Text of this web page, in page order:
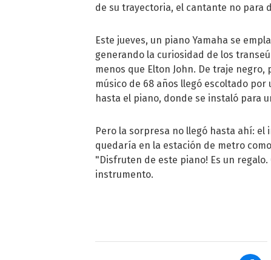
de su trayectoria, el cantante no para
Este jueves, un piano Yamaha se
generando la curiosidad de los
menos que Elton John. De traje
músico de 68 años llegó escoltado
hasta el piano, donde se instaló para
Pero la sorpresa no llegó hasta ahí:
quedaría en la estación de metro
"Disfruten de este piano! Es un
instrumento.